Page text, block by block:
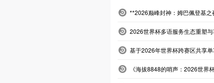
**2026巅峰封神：姆巴佩登基之
2026世界杯多语服务生态重塑
基于2026年世界杯跨赛区共享
《海拔8848的哨声：2026世界